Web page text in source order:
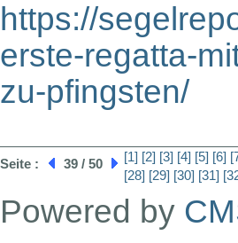
https://
erste-regatta-
zu-pfingsten/
Seite : 39 / 50 [1] [2] [3] [4] [5] [6]
[28] [29] [30] [31]
Powered by